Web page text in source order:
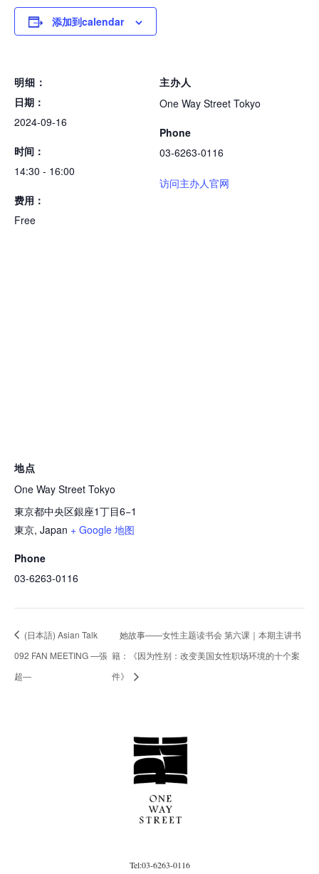
添加到calendar
明细：
日期：
2024-09-16
时间：
14:30 - 16:00
费用：
Free
主办人
One Way Street Tokyo
Phone
03-6263-0116
访问主办人官网
地点
One Way Street Tokyo
東京都中央区銀座1丁目6−1
東京, Japan + Google 地图
Phone
03-6263-0116
(日本語) Asian Talk
092 FAN MEETING ―張
超―
她故事——女性主题读书会 第六课｜本期主讲书
籍：《因为性别：改变美国女性职场环境的十个案
件》
Tel:03-6263-0116